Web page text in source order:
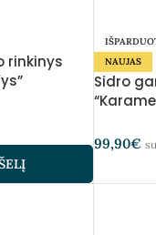
rinkinys
NAUJAS
Sidro
99,90€